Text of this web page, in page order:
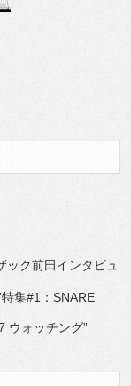
ク前田インタビュ
集#1：SNARE
ウォッチング”